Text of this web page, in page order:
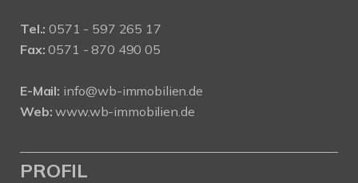
Tel.: 0571 - 597 265 17
Fax: 0571 - 870 490 05
E-Mail: info@wb-immobilien.de
Web: www.wb-immobilien.de
PROFIL